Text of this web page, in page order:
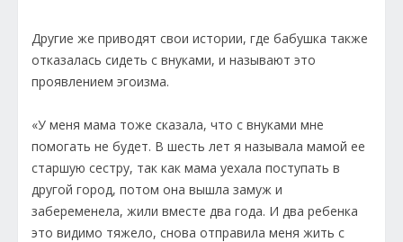
Другие же приводят свои истории, где бабушка также
отказалась сидеть с внуками, и называют это
проявлением эгоизма.
«У меня мама тоже сказала, что с внуками мне
помогать не будет. В шесть лет я называла мамой ее
старшую сестру, так как мама уехала поступать в
другой город, потом она вышла замуж и
забеременела, жили вместе два года. И два ребенка
это видимо тяжело, снова отправила меня жить с